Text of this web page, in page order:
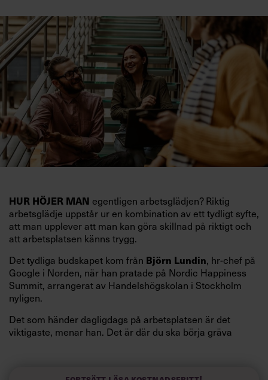
HUR HÖJER MAN egentligen arbetsglädjen? Riktig
arbetsglädje uppstår ur en kombination av ett tydligt syfte,
att man upplever att man kan göra skillnad på riktigt och
att arbetsplatsen känns trygg.
Det tydliga budskapet kom från Björn Lundin, hr-chef på
Google i Norden, när han pratade på Nordic Happiness
Summit, arrangerat av Handelshögskolan i Stockholm
nyligen.
Det som händer dagligdags på arbetsplatsen är det
viktigaste, menar han. Det är där du ska börja gräva